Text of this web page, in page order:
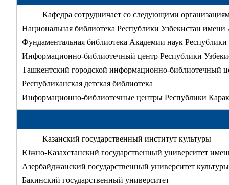
Кафедра сотрудничает со следующими
Национальная библиотека Республики Узбекистан
Фундаментальная библиотека Академии наук Республики
Информационно-библиотечный центр Республики
Ташкентский городской информационно-библиотечный
Республиканская детская библиотека
Информационно-библиотечные центры Республики
Казанский государственный институт культуры
Южно-Казахстанский государственный университет
Азербайджанский государственный университет
Бакинский государственный университет